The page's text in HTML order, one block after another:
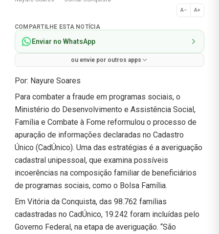
A− A+
Normal
COMPARTILHE ESTA NOTÍCIA
Enviar no WhatsApp
ou envie por outros apps
Por: Nayure Soares
Para combater a fraude em programas sociais, o
Ministério do Desenvolvimento e Assistência Social,
Família e Combate à Fome reformulou o processo de
apuração de informações declaradas no Cadastro
Único (CadÚnico). Uma das estratégias é a averiguação
cadastral unipessoal, que examina possíveis
incoerências na composição familiar de beneficiários
de programas sociais, como o Bolsa Família.
Em Vitória da Conquista, das 98.762 famílias
cadastradas no CadÚnico, 19.242 foram incluídas pelo
Governo Federal, na etapa de averiguação. “São